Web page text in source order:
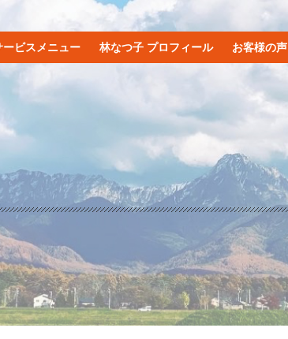
ービスメニュー 林なつ子 プロフィール お客様の声